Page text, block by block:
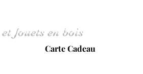
Jouets en bois
Carte Cadeau